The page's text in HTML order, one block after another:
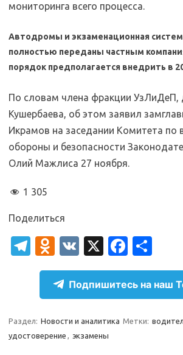
мониторинга всего процесса.
Автодромы и экзаменационная
полностью переданы частным
порядок предполагается внедрить в
По словам члена фракции УзЛиДеП,
Кушербаева, об этом заявил
Икрамов на заседании Комитета по
обороны и безопасности
Олий Мажлиса 27 ноября.
1 305
Поделиться
T
el
gr
a
m
O
d
n
o
kl
as
V
K
X
Fa
c
e
b
o
т
п
р
а
Подпишитесь на наш
Раздел: Новости и аналитика Метки:
удостоверение , экзамены